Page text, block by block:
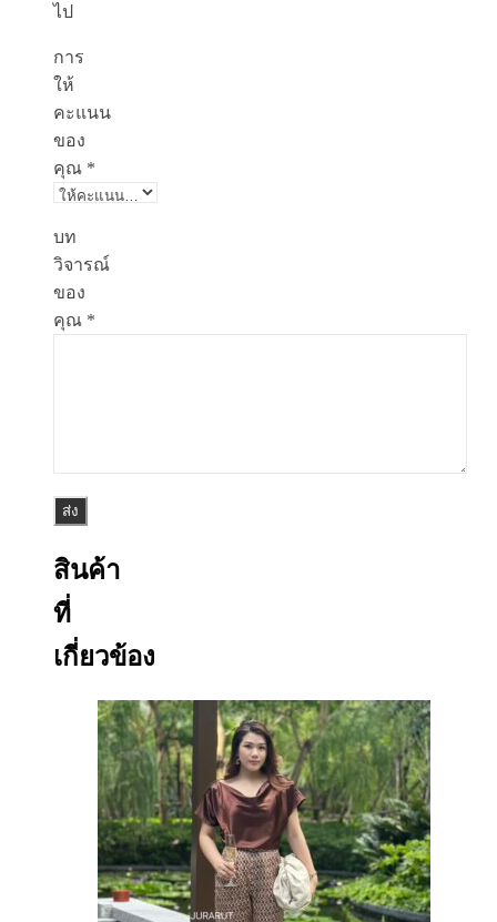
ไป
การ
ให้
คะแนน
ของ
คุณ *
บท
วิจารณ์
ของ
คุณ *
สินค้า
ที่
เกี่ยวข้อง